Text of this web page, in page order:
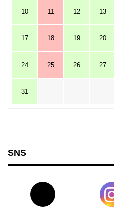
10 11 12 13
17 18 19 20
24 25 26 27
31
SNS